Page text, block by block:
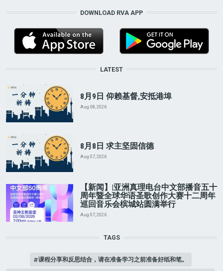
DOWNLOAD RVA APP
LATEST
8月9日 仰赖基督,安抵港埠
Aug 08, 2026
8月8日 求主坚固信德
Aug 07, 2026
【新闻】|亚洲真理电台中文部播音五十
周年暨全球华语圣歌创作大赛十二周年
巡回音乐会槟城站圆满举行
Aug 07, 2026
TAGS
课程分享和反思结合，请在准备学习之前准备好纸和笔。